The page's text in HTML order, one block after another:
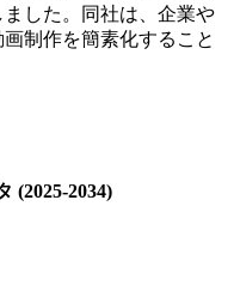
した。同社は、企業や
制作を簡素化すること
(2025-2034)